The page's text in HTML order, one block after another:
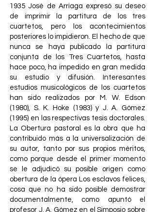
1935 José de Arriaga expresó su deseo
de imprimir la partitura de los tres
cuartetos, pero los acontecimientos
posteriores lo impidieron. El hecho de que
nunca se haya publicado la partitura
conjunta de los Tres Cuartetos, hasta
hace poco, ha impedido en gran medida
su estudio y difusión. Interesantes
estudios musicológicos de los cuartetos
han sido realizados por M. W. Edson
(1980), S. K. Hoke (1983) y J. A. Gómez
(1995) en las respectivas tesis doctorales.
La Obertura pastoral es la obra que ha
contribuido más a la universalización de
su autor, tanto por sus propios méritos,
como porque desde el primer momento
se le adjudicó su posible origen como
obertura de la ópera Los esclavos felices,
cosa que no ha sido posible demostrar
documentalmente, como apuntó el
profesor J. A. Gómez en el Simposio sobre